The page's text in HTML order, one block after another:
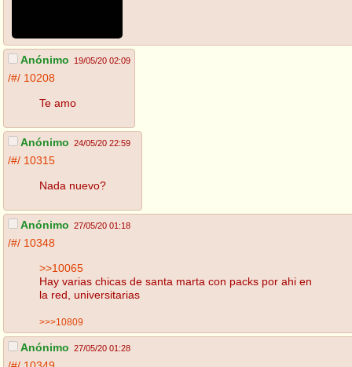
Anónimo 19/05/20 02:09
/#/ 10208
Te amo
Anónimo 24/05/20 22:59
/#/ 10315
Nada nuevo?
Anónimo 27/05/20 01:18
/#/ 10348
>>10065
Hay varias chicas de santa marta con packs por ahi en
la red, universitarias
>>>10809
Anónimo 27/05/20 01:28